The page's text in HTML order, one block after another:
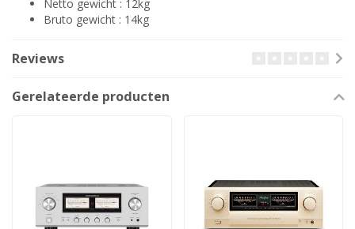
Netto gewicht : 12kg
Bruto gewicht : 14kg
Reviews
Gerelateerde producten